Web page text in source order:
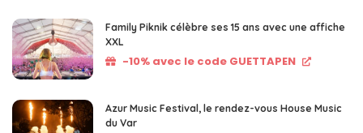
Family Piknik célèbre ses 15 ans avec une affiche
XXL
-10% avec le code GUETTAPEN
Azur Music Festival, le rendez-vous House Music
du Var